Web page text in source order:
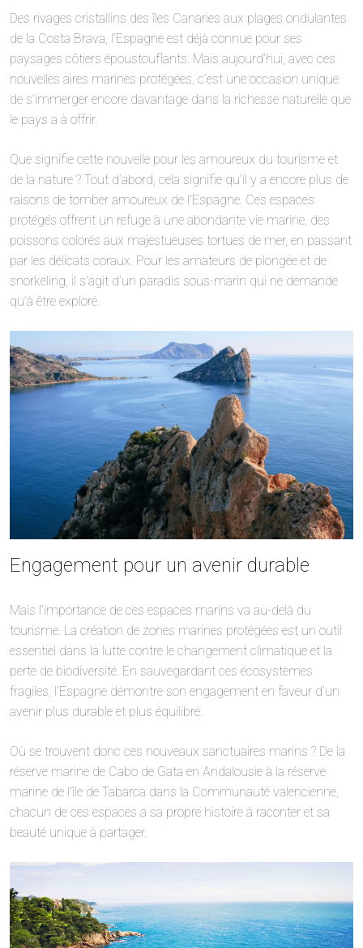
Des rivages cristallins des îles Canaries aux plages ondulantes
de la Costa Brava, l’Espagne est déjà connue pour ses
paysages côtiers époustouflants. Mais aujourd’hui, avec ces
nouvelles aires marines protégées, c’est une occasion unique
de s’immerger encore davantage dans la richesse naturelle que
le pays a à offrir.
Que signifie cette nouvelle pour les amoureux du tourisme et
de la nature ? Tout d’abord, cela signifie qu’il y a encore plus de
raisons de tomber amoureux de l’Espagne. Ces espaces
protégés offrent un refuge à une abondante vie marine, des
poissons colorés aux majestueuses tortues de mer, en passant
par les délicats coraux. Pour les amateurs de plongée et de
snorkeling, il s’agit d’un paradis sous-marin qui ne demande
qu’à être exploré.
Engagement pour un avenir durable
Mais l’importance de ces espaces marins va au-delà du
tourisme. La création de zones marines protégées est un outil
essentiel dans la lutte contre le changement climatique et la
perte de biodiversité. En sauvegardant ces écosystèmes
fragiles, l’Espagne démontre son engagement en faveur d’un
avenir plus durable et plus équilibré.
Où se trouvent donc ces nouveaux sanctuaires marins ? De la
réserve marine de Cabo de Gata en Andalousie à la réserve
marine de l’île de Tabarca dans la Communauté valencienne,
chacun de ces espaces a sa propre histoire à raconter et sa
beauté unique à partager.